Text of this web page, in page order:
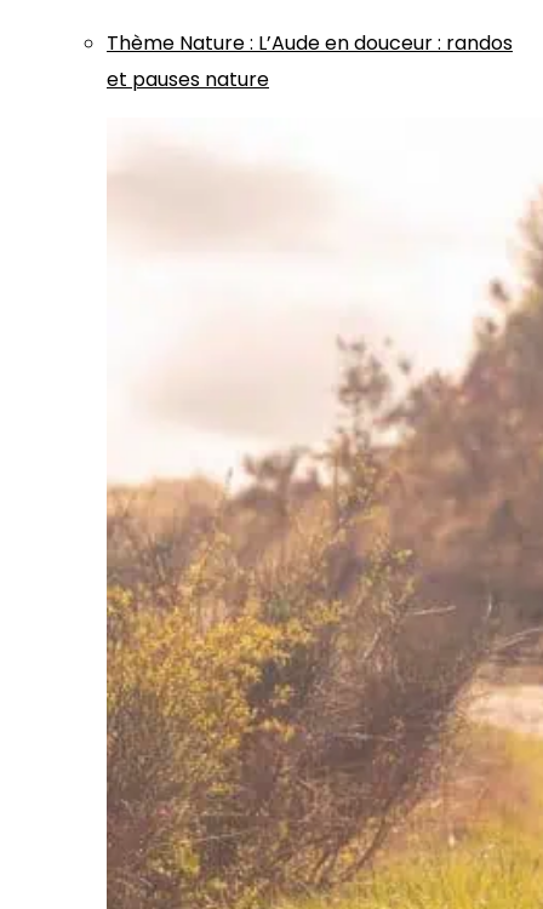
Thème Nature: L’Aude en douceur : randos
et pauses nature